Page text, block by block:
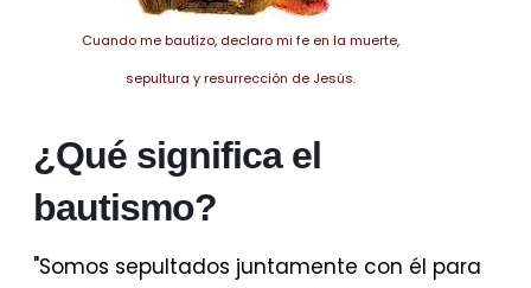
Cuando me bautizo, declaro mi fe en la muerte,
sepultura y resurrección de Jesús.
¿Qué significa el
bautismo?
"Somos sepultados juntamente con él para